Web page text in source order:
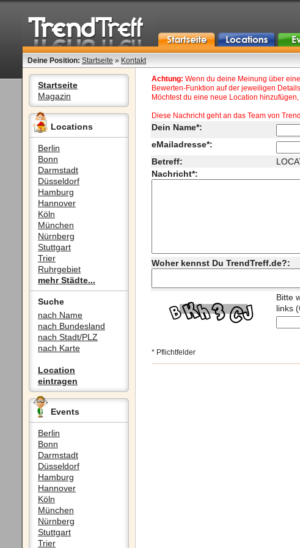
Deine Position: Startseite » Kontakt
Startseite
Magazin
Locations
Berlin
Bonn
Darmstadt
Düsseldorf
Hamburg
Hannover
Köln
München
Nürnberg
Stuttgart
Trier
Ruhrgebiet
mehr Städte...
Suche
nach Name
nach Bundesland
nach Stadt/PLZ
nach Karte
Location
eintragen
Events
Berlin
Bonn
Darmstadt
Düsseldorf
Hamburg
Hannover
Köln
München
Nürnberg
Stuttgart
Trier
Achtung: Wenn du deine Meinung über
Bewerten-Funktion auf der jeweiligen
Möchtest du eine neue Location
Diese Nachricht geht an das Team von
Dein Name*:
eMailadresse*:
Betreff:
Nachricht*:
Woher kennst Du TrendTreff.de?:
Bitte
links
* Pflichtfelder